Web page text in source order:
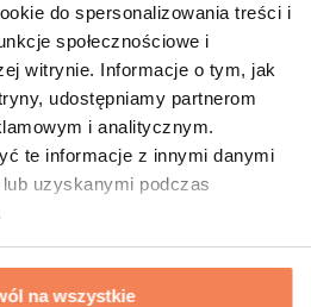
do spersonalizowania treści i
społecznościowe i
witrynie. Informacje o tym, jak
udostępniamy partnerom
i analitycznym.
te informacje z innymi danymi
uzyskanymi podczas
na wszystkie